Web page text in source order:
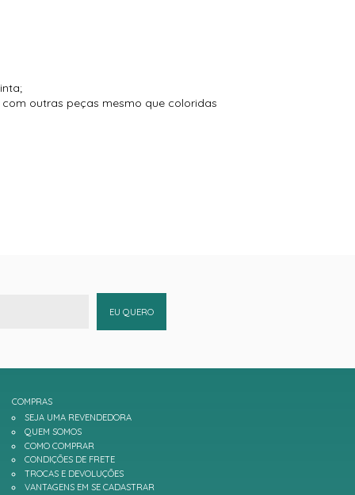
outras peças mesmo que coloridas
EU QUERO
COMPRAS
SEJA UMA REVENDEDORA
QUEM SOMOS
COMO COMPRAR
CONDIÇÕES DE FRETE
TROCAS E DEVOLUÇÕES
VANTAGENS EM SE CADASTRAR